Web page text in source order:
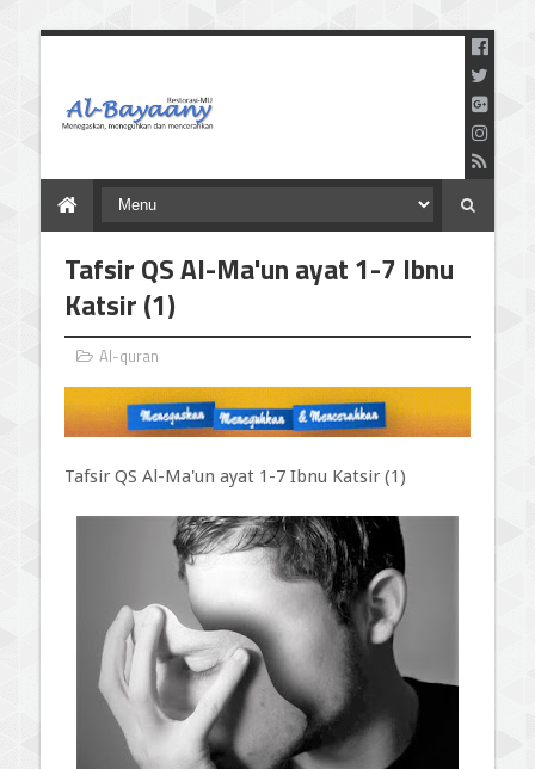
dan Mencerahkan
Tafsir QS Al-Ma'un ayat 1-7 Ibnu
Katsir (1)
Al-quran
Tafsir QS Al-Ma'un ayat 1-7 Ibnu Katsir (1)